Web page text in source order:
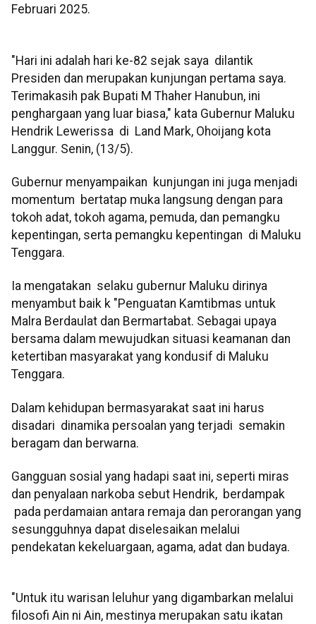
Februari 2025.
"Hari ini adalah hari ke-82 sejak saya dilantik
Presiden dan merupakan kunjungan pertama saya.
Terimakasih pak Bupati M Thaher Hanubun, ini
penghargaan yang luar biasa," kata Gubernur Maluku
Hendrik Lewerissa di Land Mark, Ohoijang kota
Langgur. Senin, (13/5).
Gubernur menyampaikan kunjungan ini juga menjadi
momentum bertatap muka langsung dengan para
tokoh adat, tokoh agama, pemuda, dan pemangku
kepentingan, serta pemangku kepentingan di Maluku
Tenggara.
Ia mengatakan selaku gubernur Maluku dirinya
menyambut baik k "Penguatan Kamtibmas untuk
Malra Berdaulat dan Bermartabat. Sebagai upaya
bersama dalam mewujudkan situasi keamanan dan
ketertiban masyarakat yang kondusif di Maluku
Tenggara.
Dalam kehidupan bermasyarakat saat ini harus
disadari dinamika persoalan yang terjadi semakin
beragam dan berwarna.
Gangguan sosial yang hadapi saat ini, seperti miras
dan penyalaan narkoba sebut Hendrik, berdampak
pada perdamaian antara remaja dan perorangan yang
sesungguhnya dapat diselesaikan melalui
pendekatan kekeluargaan, agama, adat dan budaya.
"Untuk itu warisan leluhur yang digambarkan melalui
filosofi Ain ni Ain, mestinya merupakan satu ikatan